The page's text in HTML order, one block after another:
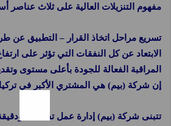
مفهوم التنزيلات العالية على ثلاث عناصر
تسريع مراحل اتخاذ القرار – التطبيق عن
الابتعاد عن كل النفقات التي تؤثر على
المراقبة الفعالة للجودة بأعلى مستوى
إن شركة (بيم) هي المشتري الأكبر في
تتبنى شركة (بيم) إدارة عمل تفصيلية ودقيقة بما